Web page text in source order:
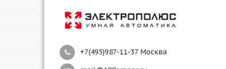
+7(495)987-11-37 Москва